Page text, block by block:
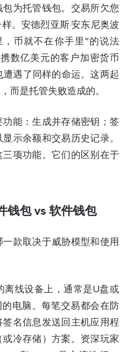
为托管钱包。交易所欠您
。安德烈亚斯·安东尼奥波
币就不在你手里”的说法
数亿美元的客户加密货币
遇了同样的命运。这两起
而是托管失败造成的。
能：生成并存储密钥；签
示余额和交易历史记录。
项功能。它们的区别在于
钱包 vs 软件钱包
款取决于威胁模型和使用
离线设备上，通常是U盘或
电脑。每笔交易都会在防
名信息发送回主机应用程
或冷存储）方案。资深玩家